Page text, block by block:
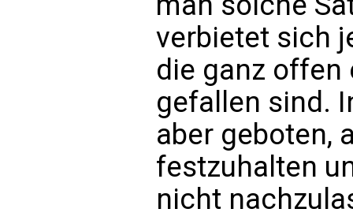
verbietet sich
die ganz offen
gefallen sind.
aber geboten,
festzuhalten
nicht